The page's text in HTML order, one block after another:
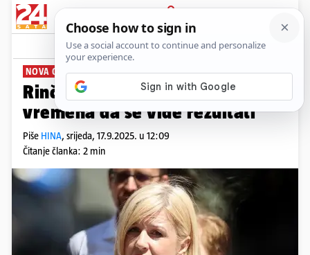
PRIJAVA
News Komentari
NOVA GRADONAČELNICA
Rinčić o stanju u Rijeci: 'Treba
vremena da se vide rezultati'
Piše HINA, srijeda, 17.9.2025. u 12:09
Čitanje članka: 2 min